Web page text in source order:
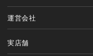
運営会社
実店舗